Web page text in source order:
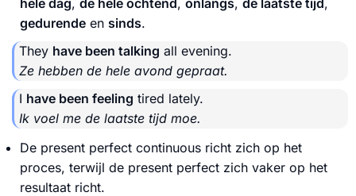
gedurende en sinds.
They have been talking all evening.
Ze hebben de hele avond gepraat.
I have been feeling tired lately.
Ik voel me de laatste tijd moe.
De present perfect continuous richt zich op het
proces, terwijl de present perfect zich vaker op het
resultaat richt.